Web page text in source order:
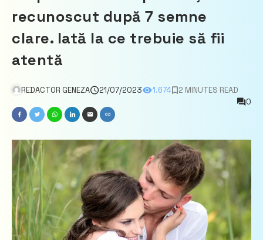
recunoscut după 7 semne
clare. Iată la ce trebuie să fii
atentă
REDACTOR GENEZA 21/07/2023 1.674
2 MINUTES READ
0